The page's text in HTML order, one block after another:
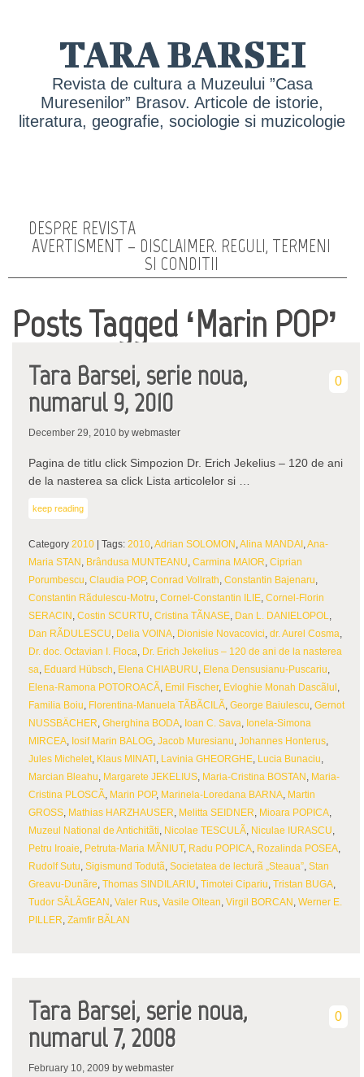
TARA BARSEI
Revista de cultura a Muzeului ”Casa
Muresenilor” Brasov. Articole de istorie,
literatura, geografie, sociologie si muzicologie
DESPRE REVISTA
AVERTISMENT – DISCLAIMER. REGULI, TERMENI
SI CONDITII
Posts Tagged ‘Marin POP’
Tara Barsei, serie noua,
numarul 9, 2010
0
December 29, 2010 by webmaster
Pagina de titlu click Simpozion Dr. Erich Jekelius – 120 de ani
de la nasterea sa click Lista articolelor si …
keep reading
Category 2010 | Tags: 2010,Adrian SOLOMON ,Alina MANDAI ,Ana-
Maria STAN , Brândusa MUNTEANU, Carmina MAIOR, Ciprian
Porumbescu, Claudia POP, Conrad Vollrath, Constantin Bajenaru,
Constantin Rãdulescu-Motru, Cornel-Constantin ILIE, Cornel-Florin
SERACIN , Costin SCURTU, Cristina TÃNASE, Dan L. DANIELOPOL,
Dan RÃDULESCU, Delia VOINA, Dionisie Novacovici, dr. Aurel Cosma,
Dr. doc. Octavian I. Floca, Dr. Erich Jekelius – 120 de ani de la nasterea
sa, Eduard Hübsch, Elena CHIABURU, Elena Densusianu-Puscariu,
Elena-Ramona POTOROACÃ, Emil Fischer, Evloghie Monah Dascãlul ,
Familia Boiu, Florentina-Manuela TÃBÃCILÃ, George Baiulescu, Gernot
NUSSBÄCHER, Gherghina BODA, Ioan C. Sava, Ionela-Simona
MIRCEA, Iosif Marin BALOG, Jacob Muresianu, Johannes Honterus,
Jules Michelet, Klaus MINATI , Lavinia GHEORGHE, Lucia Bunaciu,
Marcian Bleahu, Margarete JEKELIUS, Maria-Cristina BOSTAN , Maria-
Cristina PLOSCÃ, Marin POP, Marinela-Loredana BARNA, Martin
GROSS, Mathias HARZHAUSER, Melitta SEIDNER, Mioara POPICA,
Muzeul National de Antichitãti, Nicolae TESCULÃ, Niculae IURASCU,
Petru Iroaie, Petruta-Maria MÃNIUT, Radu POPICA, Rozalinda POSEA,
Rudolf Sutu, Sigismund Todutã, Societatea de lecturã „Steaua”, Stan
Greavu-Dunãre, Thomas SINDILARIU, Timotei Cipariu, Tristan BUGA,
Tudor SÃLÃGEAN , Valer Rus, Vasile Oltean, Virgil BORCAN , Werner E.
PILLER, Zamfir BÃLAN
Tara Barsei, serie noua,
numarul 7, 2008
0
February 10, 2009 by webmaster